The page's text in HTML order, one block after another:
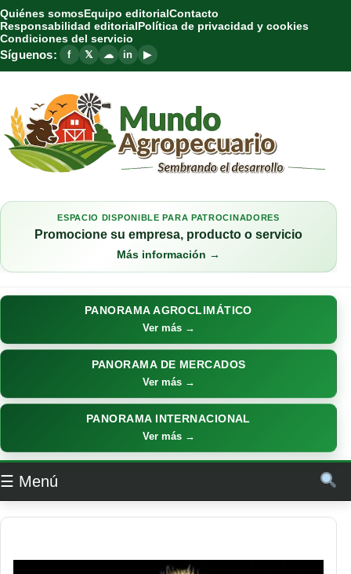
Quiénes somosEquipo editorialContacto
Responsabilidad editorialPolítica de privacidad y cookies
Condiciones del servicio
Síguenos: f 𝕏 ☁ in ▶
ESPACIO DISPONIBLE PARA PATROCINADORES
Promocione su empresa, producto o servicio
Más información →
PANORAMA AGROCLIMÁTICO
Ver más →
PANORAMA DE MERCADOS
Ver más →
PANORAMA INTERNACIONAL
Ver más →
☰ Menú